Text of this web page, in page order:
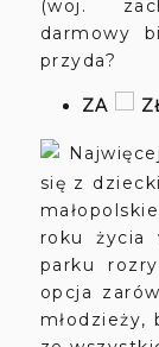
(woj.
darmowy
przyda?
ZA
się z
roku życia
parku
opcja